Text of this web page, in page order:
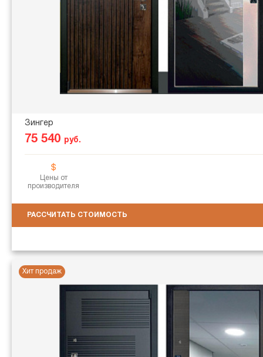
Зингер
75 540 руб.
Цены от
производителя
РАССЧИТАТЬ СТОИМОСТЬ
Хит продаж